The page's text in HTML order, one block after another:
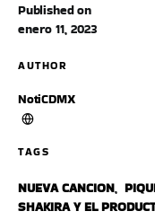
Published on
enero 11, 2023
AUTHOR
NotiCDMX
TAGS
NUEVA CANCION,
SHAKIRA Y EL